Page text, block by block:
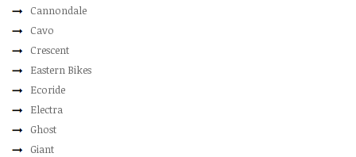
Cannondale
Cavo
Crescent
Eastern Bikes
Ecoride
Electra
Ghost
Giant